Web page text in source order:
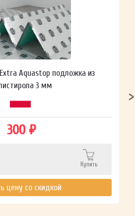
Aquastop подложка из
3 мм
300 ₽
Купить
цену со скидкой